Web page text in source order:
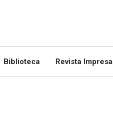
Biblioteca Revista Impresa